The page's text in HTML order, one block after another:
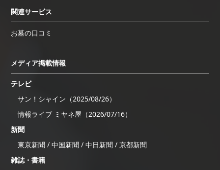
関連サービス
お墓の口コミ
メディア掲載情報
テレビ
サン！シャイン（2025/08/26）
情報ライブ ミヤネ屋（2026/07/16）
新聞
東京新聞 / 中国新聞 / 中日新聞 / 京都新聞
雑誌・書籍